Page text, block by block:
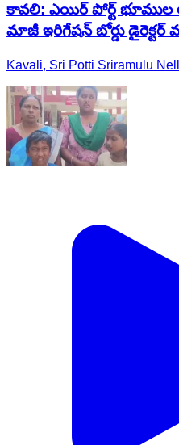
కావలి: ఎయిర్ పోర్ట్ భూముల
మాజీ ఇరిగేషన్ బోర్డు
Kavali, Sri Potti Sriramulu